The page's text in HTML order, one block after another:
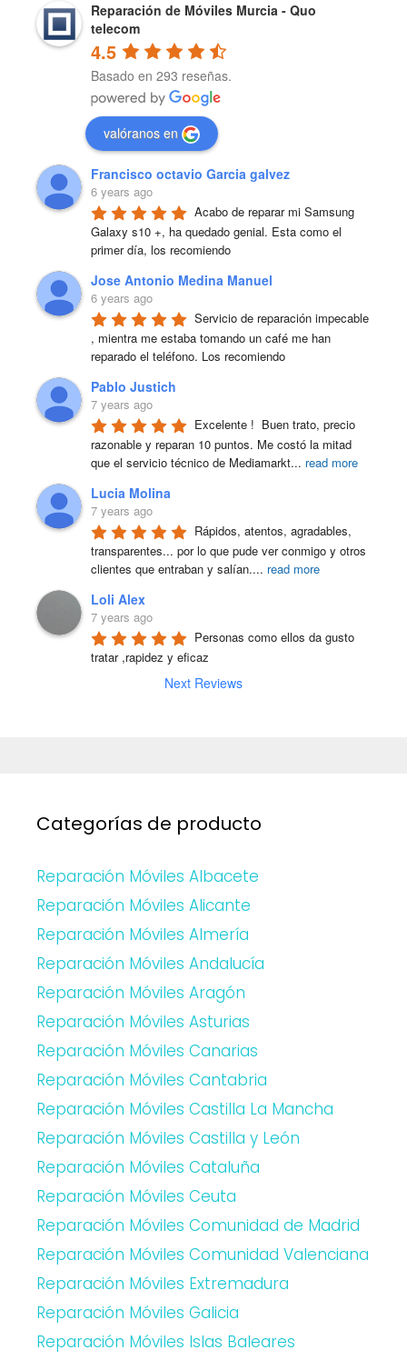
Reparación de Móviles Murcia - Quo
telecom
4.5
Basado en 293 reseñas.
valóranos en
Francisco octavio Garcia galvez
6 years ago
Acabo de reparar mi Samsung
Galaxy s10 +, ha quedado genial. Esta como el
primer día, los recomiendo
Jose Antonio Medina Manuel
6 years ago
Servicio de reparación impecable
, mientra me estaba tomando un café me han
reparado el teléfono. Los recomiendo
Pablo Justich
7 years ago
Excelente !  Buen trato, precio
razonable y reparan 10 puntos. Me costó la mitad
que el servicio técnico de Mediamarkt... read more
Lucia Molina
7 years ago
Rápidos, atentos, agradables,
transparentes... por lo que pude ver conmigo y otros
clientes que entraban y salían.... read more
Loli Alex
7 years ago
Personas como ellos da gusto
tratar ,rapidez y eficaz
Next Reviews
Categorías de producto
Reparación Móviles Albacete
Reparación Móviles Alicante
Reparación Móviles Almería
Reparación Móviles Andalucía
Reparación Móviles Aragón
Reparación Móviles Asturias
Reparación Móviles Canarias
Reparación Móviles Cantabria
Reparación Móviles Castilla La Mancha
Reparación Móviles Castilla y León
Reparación Móviles Cataluña
Reparación Móviles Ceuta
Reparación Móviles Comunidad de Madrid
Reparación Móviles Comunidad Valenciana
Reparación Móviles Extremadura
Reparación Móviles Galicia
Reparación Móviles Islas Baleares